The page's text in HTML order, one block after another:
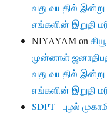
வது வயதில் இன்று
எங்களின் இறுதி
NIYAYAMon
முன்னாள்
வது வயதில் இன்று
எங்களின் இறுதி
SDPT - புழல்